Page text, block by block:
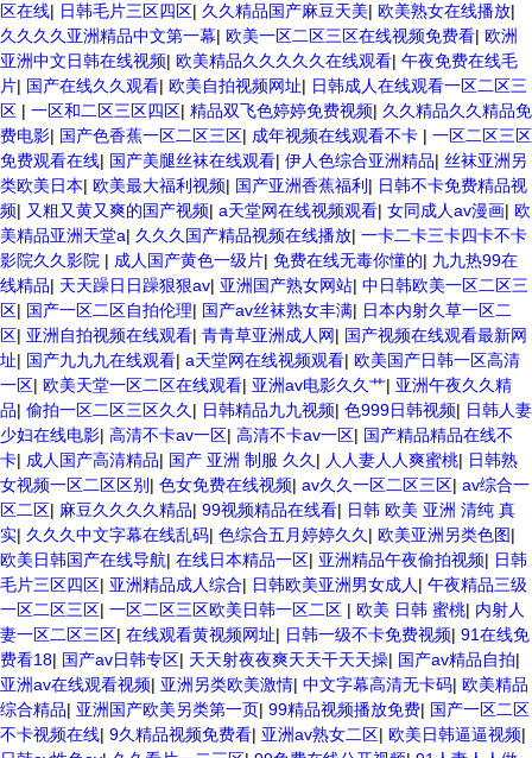
区在线| 日韩毛片三区四区| 久久精品国产麻豆天美| 欧美熟女在线播放|
久久久久亚洲精品中文第一幕| 欧美一区二区三区在线视频免费看| 欧洲
亚洲中文日韩在线视频| 欧美精品久久久久久在线观看| 午夜免费在线毛
片| 国产在线久久观看| 欧美自拍视频网址| 日韩成人在线观看一区二区三
区 | 一区和二区三区四区| 精品双飞色婷婷免费视频| 久久精品久久精品免
费电影| 国产色香蕉一区二区三区| 成年视频在线观看不卡 | 一区二区三区
免费观看在线| 国产美腿丝袜在线观看| 伊人色综合亚洲精品| 丝袜亚洲另
类欧美日本| 欧美最大福利视频| 国产亚洲香蕉福利 | 日韩不卡免费精品视
频| 又粗又黄又爽的国产视频| a天堂网在线视频观看| 女同成人av漫画| 欧
美精品亚洲天堂a| 久久久国产精品视频在线播放| 一卡二卡三卡四卡不卡
影院久久影院 | 成人国产黄色一级片| 免费在线无毒你懂的| 九九热99在
线精品| 天天躁日日躁狠狠av| 亚洲国产熟女网站| 中日韩欧美一区二区三
区| 国产一区二区自拍伦理| 国产av丝袜熟女丰满| 日本内射久草一区二
区| 亚洲自拍视频在线观看| 青青草亚洲成人网| 国产视频在线观看最新网
址| 国产九九九在线观看| a天堂网在线视频观看| 欧美国产日韩一区高清
一区| 欧美天堂一区二区在线观看| 亚洲av电影久久艹| 亚洲午夜久久精
品| 偷拍一区二区三区久久 | 日韩精品九九视频| 色999日韩视频| 日韩人妻
少妇在线电影| 高清不卡av一区| 高清不卡av一区| 国产精品精品在线不
卡| 成人国产高清精品| 国产 亚洲 制服 久久 | 人人妻人人爽蜜桃| 日韩熟
女视频一区二区区别 | 色女免费在线视频| av久久一区二区三区| av综合一
区二区| 麻豆久久久久精品| 99视频精品在线看| 日韩 欧美 亚洲 清纯 真
实| 久久久中文字幕在线乱码| 色综合五月婷婷久久 | 欧美亚洲另类色图|
欧美日韩国产在线导航| 在线日本精品一区| 亚洲精品午夜偷拍视频| 日韩
毛片三区四区| 亚洲精品成人综合| 日韩欧美亚洲男女成人 | 午夜精品三级
一区二区三区| 一区二区三区欧美日韩一区二区 | 欧美 日韩 蜜桃| 内射人
妻一区二区三区| 在线观看黄视频网址| 日韩一级不卡免费视频| 91在线免
费看18| 国产av日韩专区| 天天射夜夜爽天天干天天操| 国产av精品自拍|
亚洲av在线观看视频| 亚洲另类欧美激情| 中文字幕高清无卡码| 欧美精品
综合精品| 亚洲国产欧美另类第一页| 99精品视频播放免费| 国产一区二区
不卡视频在线| 9久精品视频免费看| 亚洲av熟女二区| 欧美日韩逼逼视频|